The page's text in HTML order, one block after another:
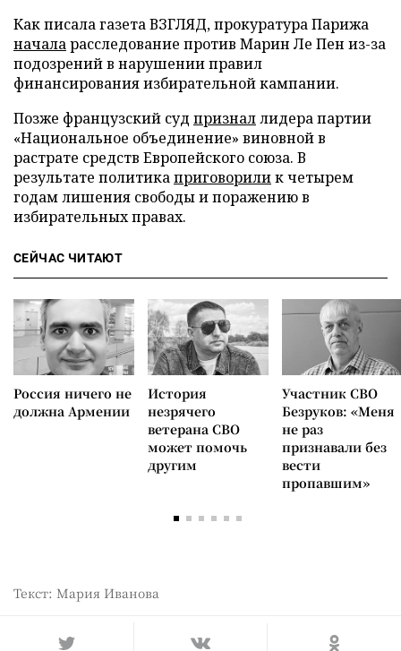
Как писала газета ВЗГЛЯД, прокуратура Парижа
началарасследование против Марин Ле Пен из-за
подозрений в нарушении правил
финансирования избирательной кампании.
Позже французский суд призналлидера партии
«Национальное объединение» виновной в
растрате средств Европейского союза. В
результате политикаприговорилик четырем
годам лишения свободы и поражению в
избирательных правах.
СЕЙЧАС ЧИТАЮТ
Россия ничего не
должна Армении
История
незрячего
ветерана СВО
может помочь
другим
Участник СВО
Безруков: «Меня
не раз
признавали без
вести
пропавшим»
Текст: Мария Иванова